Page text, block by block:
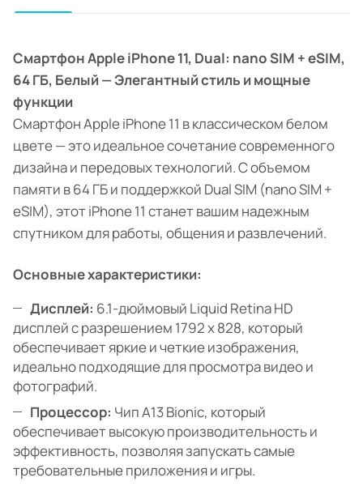
Смартфон Apple iPhone 11, Dual: nano SIM + eSIM,
64 ГБ, Белый — Элегантный стиль и мощные
функции
Смартфон Apple iPhone 11 в классическом белом
цвете — это идеальное сочетание современного
дизайна и передовых технологий. С объемом
памяти в 64 ГБ и поддержкой Dual SIM (nano SIM +
eSIM), этот iPhone 11 станет вашим надежным
спутником для работы, общения и развлечений.
Основные характеристики:
Дисплей: 6.1-дюймовый Liquid Retina HD
дисплей с разрешением 1792 x 828, который
обеспечивает яркие и четкие изображения,
идеально подходящие для просмотра видео и
фотографий.
Процессор: Чип A13 Bionic, который
обеспечивает высокую производительность и
эффективность, позволяя запускать самые
требовательные приложения и игры.